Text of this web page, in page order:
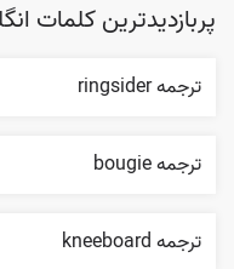
پربازدیدترین کلمات
ترجمه ringsider
ترجمه bougie
ترجمه kneeboard